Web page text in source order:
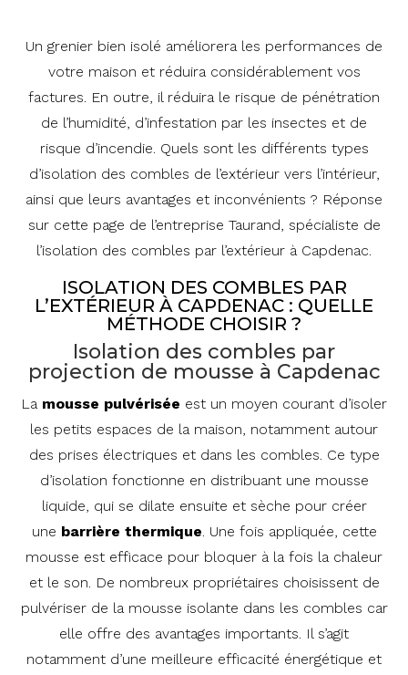
Un grenier bien isolé améliorera les performances de
votre maison et réduira considérablement vos
factures. En outre, il réduira le risque de pénétration
de l’humidité, d’infestation par les insectes et de
risque d’incendie. Quels sont les différents types
d’isolation des combles de l’extérieur vers l’intérieur,
ainsi que leurs avantages et inconvénients ? Réponse
sur cette page de l’entreprise Taurand, spécialiste de
l’isolation des combles par l’extérieur à Capdenac.
ISOLATION DES COMBLES PAR
L’EXTÉRIEUR À CAPDENAC : QUELLE
MÉTHODE CHOISIR ?
Isolation des combles par
projection de mousse à Capdenac
La mousse pulvérisée est un moyen courant d’isoler
les petits espaces de la maison, notamment autour
des prises électriques et dans les combles. Ce type
d’isolation fonctionne en distribuant une mousse
liquide, qui se dilate ensuite et sèche pour créer
une barrière thermique. Une fois appliquée, cette
mousse est efficace pour bloquer à la fois la chaleur
et le son. De nombreux propriétaires choisissent de
pulvériser de la mousse isolante dans les combles car
elle offre des avantages importants. Il s’agit
notamment d’une meilleure efficacité énergétique et